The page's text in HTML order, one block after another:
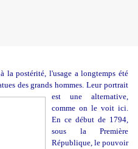
la postérité, l'usage a longtemps été
des grandshommes. Leur portrait
est une alternative,
comme on le voit ici.
En ce début de 1794,
sous la Première
République, le pouvoir